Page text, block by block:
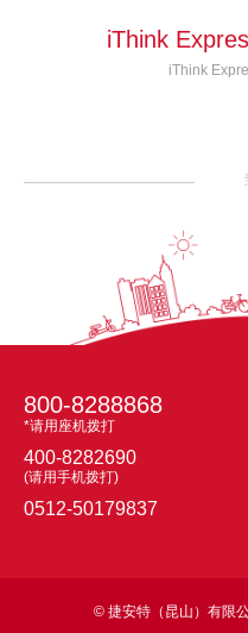
iThink
iThink
800-8288868
*请用座机拨打
400-8282690
(请用手机拨打)
0512-50179837
© 捷安特（昆山）有限